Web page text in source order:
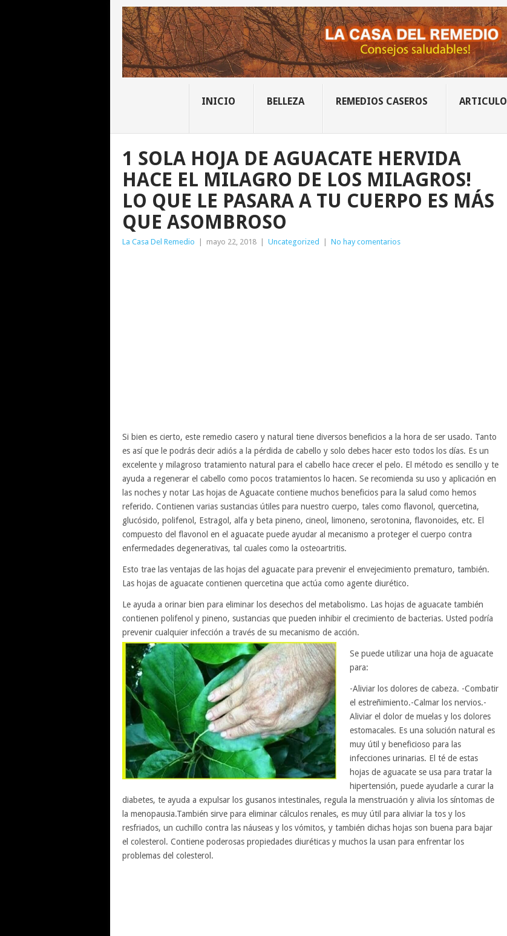
INICIO BELLEZA REMEDIOS CASEROS ARTICULO
1 SOLA HOJA DE AGUACATE HERVIDA
HACE EL MILAGRO DE LOS MILAGROS!
LO QUE LE PASARA A TU CUERPO ES MÁS
QUE ASOMBROSO
La Casa Del Remedio | mayo 22, 2018 | Uncategorized | No hay comentarios
Si bien es cierto, este remedio casero y natural tiene diversos beneficios a la hora de ser usado. Tanto
es así que le podrás decir adiós a la pérdida de cabello y solo debes hacer esto todos los días. Es un
excelente y milagroso tratamiento natural para el cabello hace crecer el pelo. El método es sencillo y te
ayuda a regenerar el cabello como pocos tratamientos lo hacen. Se recomienda su uso y aplicación en
las noches y notar Las hojas de Aguacate contiene muchos beneficios para la salud como hemos
referido. Contienen varias sustancias útiles para nuestro cuerpo, tales como flavonol, quercetina,
glucósido, polifenol, Estragol, alfa y beta pineno, cineol, limoneno, serotonina, flavonoides, etc. El
compuesto del flavonol en el aguacate puede ayudar al mecanismo a proteger el cuerpo contra
enfermedades degenerativas, tal cuales como la osteoartritis.
Esto trae las ventajas de las hojas del aguacate para prevenir el envejecimiento prematuro, también.
Las hojas de aguacate contienen quercetina que actúa como agente diurético.
Le ayuda a orinar bien para eliminar los desechos del metabolismo. Las hojas de aguacate también
contienen polifenol y pineno, sustancias que pueden inhibir el crecimiento de bacterias. Usted podría
prevenir cualquier infección a través de su mecanismo de acción.
Se puede utilizar una hoja de aguacate
para:
-Aliviar los dolores de cabeza. -Combatir
el estreñimiento.-Calmar los nervios.-
Aliviar el dolor de muelas y los dolores
estomacales. Es una solución natural es
muy útil y beneficioso para las
infecciones urinarias. El té de estas
hojas de aguacate se usa para tratar la
hipertensión, puede ayudarle a curar la
diabetes, te ayuda a expulsar los gusanos intestinales, regula la menstruación y alivia los síntomas de
la menopausia.También sirve para eliminar cálculos renales, es muy útil para aliviar la tos y los
resfriados, un cuchillo contra las náuseas y los vómitos, y también dichas hojas son buena para bajar
el colesterol. Contiene poderosas propiedades diuréticas y muchos la usan para enfrentar los
problemas del colesterol.